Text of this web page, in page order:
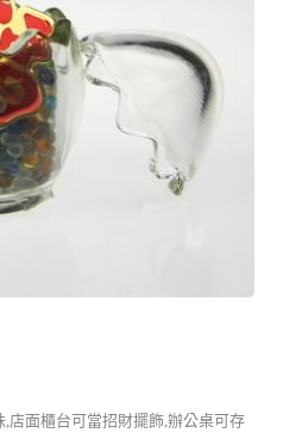
店面櫃台可當招財擺飾,辦公桌可存